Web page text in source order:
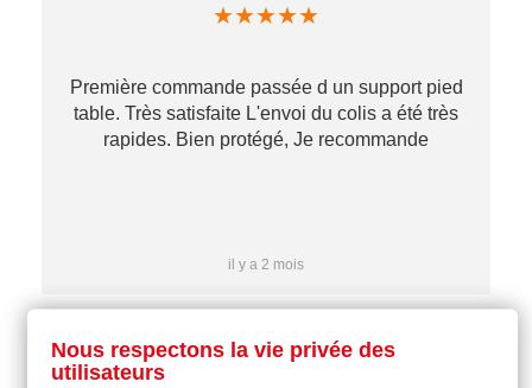
★★★★★
Première commande passée d un support pied
table. Très satisfaite L'envoi du colis a été très
rapides. Bien protégé, Je recommande
il y a 2 mois
Nous respectons la vie privée des
utilisateurs